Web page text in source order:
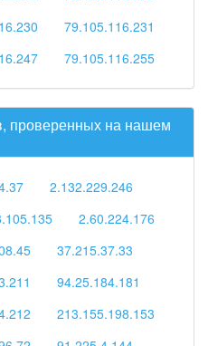
79.105.116.231
79.105.116.255
проверенных на нашем
2.132.229.246
2.60.224.176
37.215.37.33
94.25.184.181
213.155.198.153